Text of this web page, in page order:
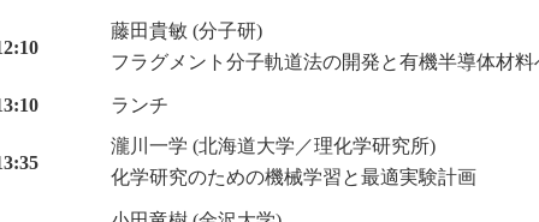
藤田貴敏 (分子研)
フラグメント分子軌道法の開発と有機半導体材
ランチ
瀧川一学 (北海道大学／理化学研究所)
化学研究のための機械学習と最適実験計画